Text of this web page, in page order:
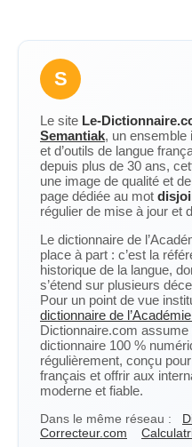
S
Le site Le-
Semantiak, un ensemble
et d’outils de langue
depuis plus de 30 ans,
une image de qualité et
page dédiée au mot
régulier de mise à jour et
Le dictionnaire de
place à part : c’est la
historique de la langue,
s’étend sur plusieurs
Pour un point de vue
dictionnaire de
Dictionnaire.com
dictionnaire 100 %
régulièrement, conçu
français et offrir aux
moderne et fiable.
Dans le même réseau :
Correcteur.com